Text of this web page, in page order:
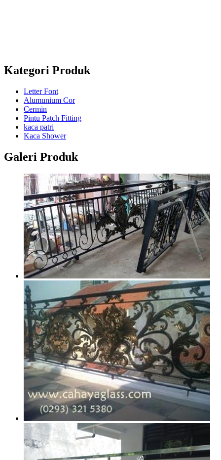
Kategori Produk
Letter Font
Alumunium Cor
Cermin
Pintu Patch Fitting
kaca patri
Kaca Shower
Galeri Produk